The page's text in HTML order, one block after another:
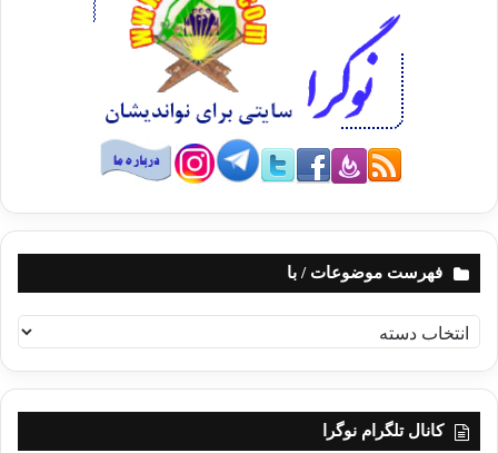
فهرست موضوعات / با
ه
ر
کانال تلگرام نوگرا